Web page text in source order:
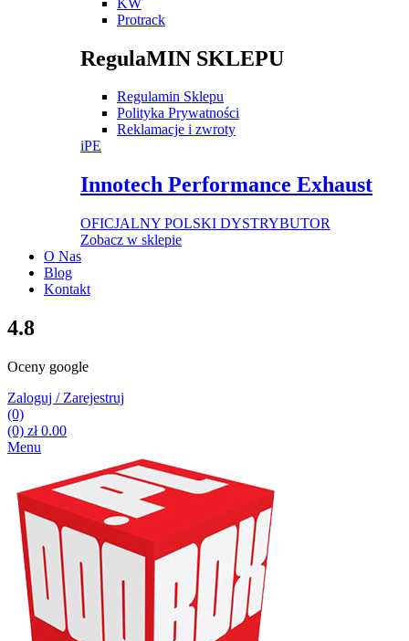
Protrack
RegulaMIN SKLEPU
Regulamin Sklepu
Polityka Prywatności
Reklamacje i zwroty
iPE
Innotech Performance Exhaust
OFICJALNY POLSKI DYSTRYBUTOR
Zobacz w sklepie
O Nas
Blog
Kontakt
4.8
Oceny google
Zaloguj / Zarejestruj
(0)
(0) zł0.00
Menu